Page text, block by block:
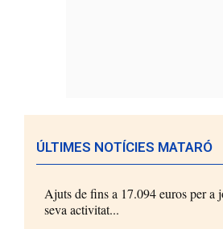
ÚLTIMES NOTÍCIES MATARÓ
Ajuts de fins a 17.094 euros per a
seva activitat...